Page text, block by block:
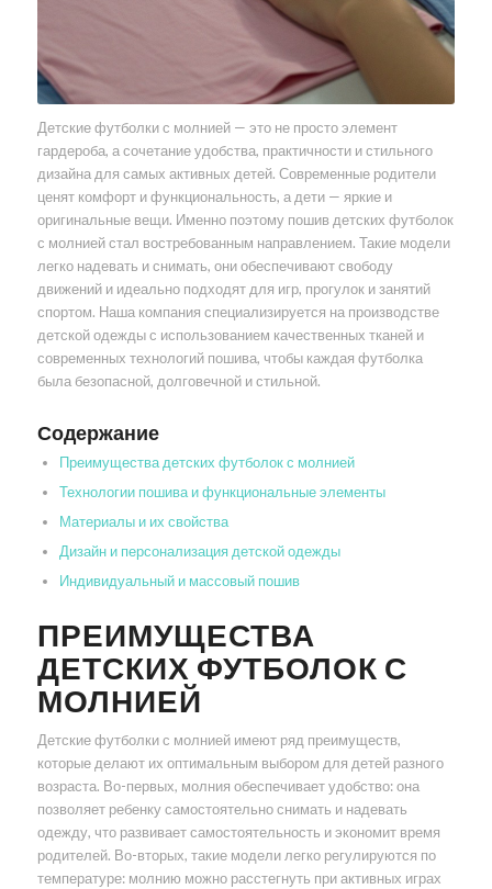
Детские футболки с молнией — это не просто элемент
гардероба, а сочетание удобства, практичности и стильного
дизайна для самых активных детей. Современные родители
ценят комфорт и функциональность, а дети — яркие и
оригинальные вещи. Именно поэтому пошив детских футболок
с молнией стал востребованным направлением. Такие модели
легко надевать и снимать, они обеспечивают свободу
движений и идеально подходят для игр, прогулок и занятий
спортом. Наша компания специализируется на производстве
детской одежды с использованием качественных тканей и
современных технологий пошива, чтобы каждая футболка
была безопасной, долговечной и стильной.
Содержание
Преимущества детских футболок с молнией
Технологии пошива и функциональные элементы
Материалы и их свойства
Дизайн и персонализация детской одежды
Индивидуальный и массовый пошив
ПРЕИМУЩЕСТВА
ДЕТСКИХ ФУТБОЛОК С
МОЛНИЕЙ
Детские футболки с молнией имеют ряд преимуществ,
которые делают их оптимальным выбором для детей разного
возраста. Во-первых, молния обеспечивает удобство: она
позволяет ребенку самостоятельно снимать и надевать
одежду, что развивает самостоятельность и экономит время
родителей. Во-вторых, такие модели легко регулируются по
температуре: молнию можно расстегнуть при активных играх